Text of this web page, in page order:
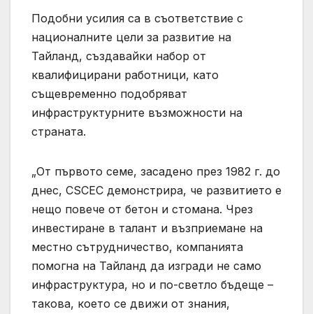
Подобни усилия са в съответствие с
националните цели за развитие на
Тайланд, създавайки набор от
квалифицирани работници, като
същевременно подобряват
инфраструктурните възможности на
страната.
„От първото семе, засадено през 1982 г. до
днес, CSCEC демонстрира, че развитието е
нещо повече от бетон и стомана. Чрез
инвестиране в талант и възприемане на
местно сътрудничество, компанията
помогна на Тайланд да изгради не само
инфраструктура, но и по-светло бъдеще –
такова, което се движи от знания,